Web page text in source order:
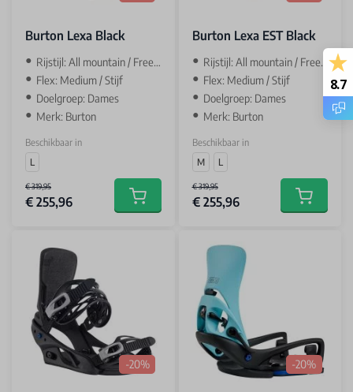
Burton Lexa Black
Rijstijl: All mountain / Freeride
Flex: Medium / Stijf
Doelgroep: Dames
Merk: Burton
Beschikbaar in
L
€ 319,95
€ 255,96 Add to cart
Burton Lexa EST Black
Rijstijl: All mountain / Freeride
Flex: Medium / Stijf
Doelgroep: Dames
Merk: Burton
Beschikbaar in
M
L
€ 319,95
€ 255,96 Add to
-20% -20%
8.7